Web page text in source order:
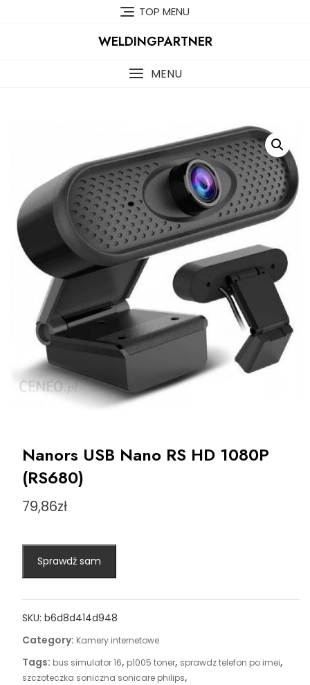
TOP MENU
WELDINGPARTNER
MENU
Nanors USB Nano RS HD 1080P
(RS680)
79,86zł
Sprawdź sam
SKU: b6d8d414d948
Category: Kamery internetowe
Tags: bus simulator 16, p1005 toner, sprawdz telefon po imei,
szczoteczka soniczna sonicare philips,